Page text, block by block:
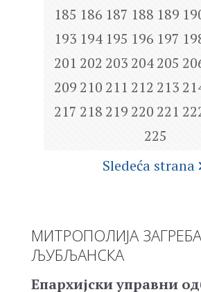
185 186 187 188 189
193 194 195 196 197
201 202 203 204205
209 210 211 212 213
217 218 219 220 221
225
Sledeća strana
МИТРОПОЛИЈА
ЉУБЉАНСКА
Епархијски управни